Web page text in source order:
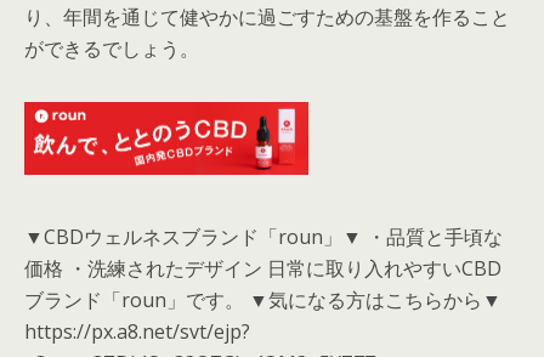
り、年間を通じて健やかに過ごすための基盤を作ること
ができるでしょう。
▼CBDウェルネスブランド「roun」▼ ・品質と手頃な
価格 ・洗練されたデザイン 日常に取り入れやすいCBD
ブランド「roun」です。 ▼気になる方はこちらから▼
https://px.a8.net/svt/ejp?